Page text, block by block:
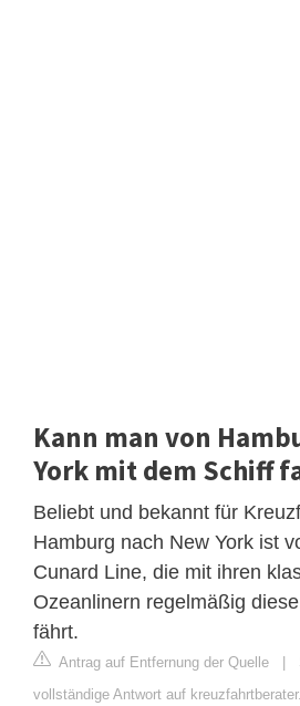
Kann man von
York mit dem Schiff
Beliebt und bekannt für
Hamburg nach New York ist
Cunard Line, die mit ihren
Ozeanlinern regelmäßig
fährt.
Antrag auf Entfernung der Quelle
vollständige Antwort auf